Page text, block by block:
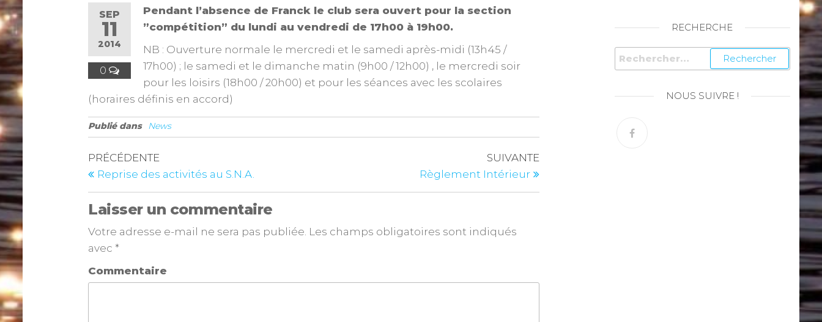
SEP
11
2014
0
Pendant l’absence de Franck le club sera ouvert pour la section
”compétition” du lundi au vendredi de 17h00 à 19h00.
NB : Ouverture normale le mercredi et le samedi après-midi (13h45 /
17h00) ; le samedi et le dimanche matin (9h00 / 12h00) , le mercredi soir
pour les loisirs (18h00 / 20h00) et pour les séances avec les scolaires
(horaires définis en accord)
Publié dans News
PRÉCÉDENTE
Reprise des activités au S.N.A.
SUIVANTE
Règlement Intérieur
Laisser un commentaire
Votre adresse e-mail ne sera pas publiée. Les champs obligatoires sont indiqués
avec*
Commentaire
RECHERCHE
NOUS SUIVRE !